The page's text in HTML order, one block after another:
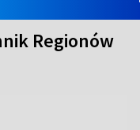
Regionów